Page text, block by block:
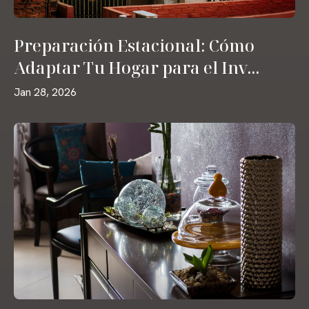
Preparación Estacional: Cómo
Adaptar Tu Hogar para el Inv...
Jan 28, 2026